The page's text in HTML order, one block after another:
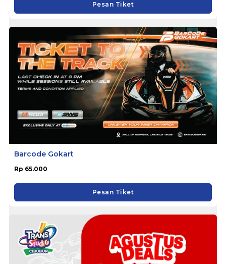
Pesan Tiket
Barcode Gokart
Rp 65.000
Pesan Tiket